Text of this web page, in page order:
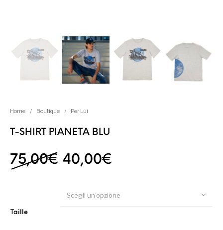
Home / Boutique / Per Lui
T-SHIRT PIANETA BLU
75,00€ Il prezzo originale era:
40,00€
Taille
Scegli un'opzione